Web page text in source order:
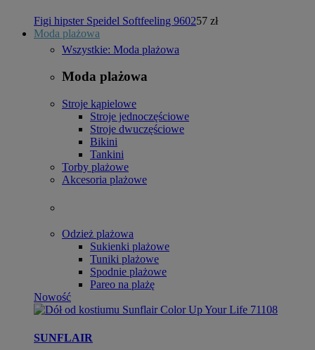
Figi hipster Speidel Softfeeling 960257 zł
Moda plażowa
Wszystkie: Moda plażowa
Moda plażowa
Stroje kąpielowe
Stroje jednoczęściowe
Stroje dwuczęściowe
Bikini
Tankini
Torby plażowe
Akcesoria plażowe
Odzież plażowa
Sukienki plażowe
Tuniki plażowe
Spodnie plażowe
Pareo na plażę
Nowość
SUNFLAIR